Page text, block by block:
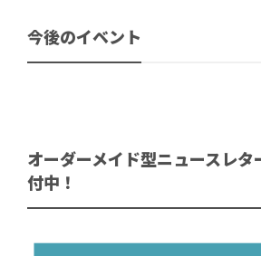
今後のイベント
オーダーメイド型ニュースレタ
付中！